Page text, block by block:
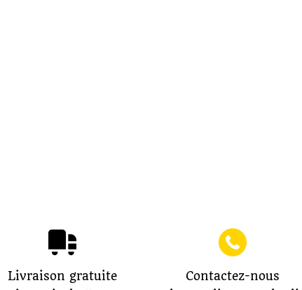
Livraison gratuite
Contactez-nous